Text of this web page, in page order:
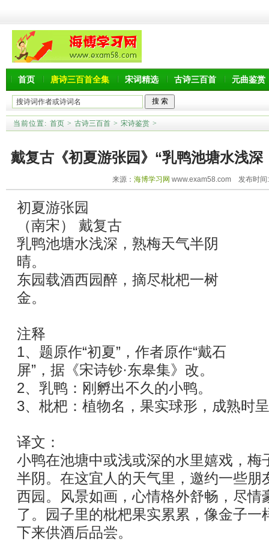
首页 唐诗三百首全集 宋词精选 古诗三百首 元曲鉴赏
当前位置: 首页 > 古诗三百首 > 宋诗鉴赏 >
戴复古《初夏游张园》“乳鸭池塘水浅
析
来源： 海博学习网 www.exam58.com 发布时间
初夏游张园
（南宋） 戴复古
乳鸭池塘水浅深，熟梅天气半阴
晴。
东园载酒西园醉，摘尽枇杷一树
金。
注释
1、题原作“初夏”，作者原作“戴石
屏”，据《宋诗钞·东皋集》改。
2、乳鸭：刚孵出不久的小鸭。
3、枇杷：植物名，果实球形，成熟时
译文：
小鸭在池塘中或浅或深的水里嬉戏，梅
半阴。在这宜人的天气里，邀约一些朋
西园。风景如画，心情格外舒畅，尽情
了。园子里的枇杷果实累累，像金子一
下来供酒后品尝。